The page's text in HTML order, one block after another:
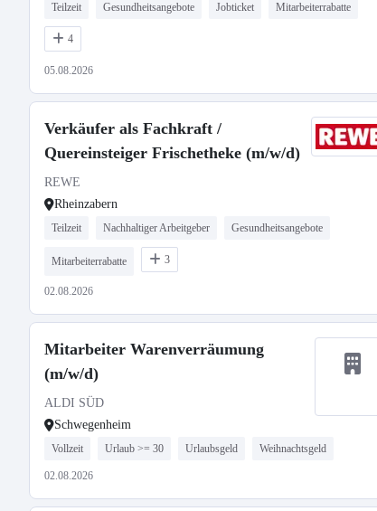
Teilzeit Gesundheitsangebote Jobticket Mitarbeiterrabatte
4
05.08.2026
Verkäufer als Fachkraft /
Quereinsteiger Frischetheke (m/w/d)
REWE
Rheinzabern
Teilzeit Nachhaltiger Arbeitgeber Gesundheitsangebote
Mitarbeiterrabatte 3
02.08.2026
Mitarbeiter Warenverräumung
(m/w/d)
ALDI SÜD
Schwegenheim
Vollzeit Urlaub >= 30 Urlaubsgeld Weihnachtsgeld
02.08.2026